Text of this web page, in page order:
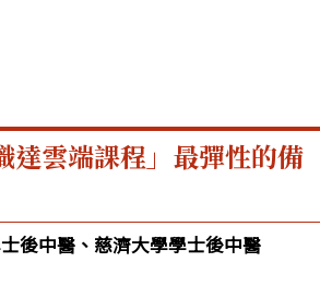
達雲端課程」最彈性的備
後中醫、慈濟大學學士後中醫